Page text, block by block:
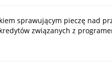
sprawującym pieczę nad
związanych z